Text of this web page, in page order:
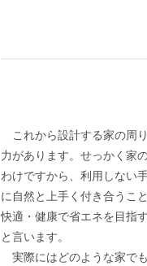
これから設計する家の周
力があります。せっかく家
わけですから、利用しない
に自然と上手く付き合うこ
快適・健康で省エネを目指
と言います。
実際にはどのような家で